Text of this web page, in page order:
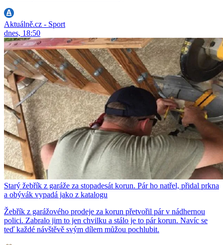
Aktuálně.cz - Sport
dnes, 18:50
Starý žebřík z garáže za stopadesát korun. Pár ho natřel, přidal prkna
a obývák vypadá jako z katalogu
Žebřík z garážového prodeje za korun přetvořil pár v nádhernou
polici. Zabralo jim to jen chvilku a stálo je to pár korun. Navíc se
teď každé návštěvě svým dílem můžou pochlubit.